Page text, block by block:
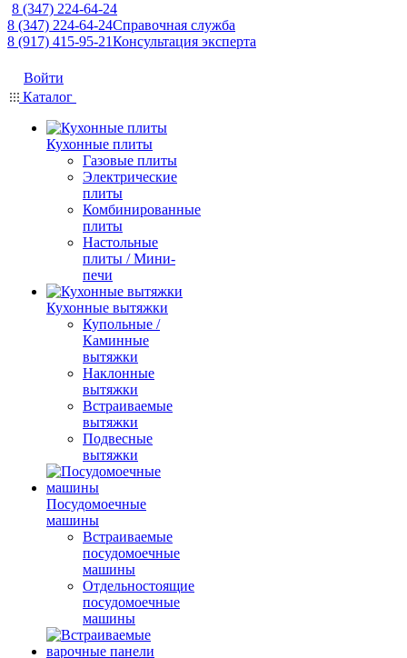
8 (347) 224-64-24
8 (347) 224-64-24Справочная служба
8 (917) 415-95-21Консультация эксперта
Войти
Каталог
Кухонные плиты
Газовые плиты
Электрические
плиты
Комбинированные
плиты
Настольные
плиты / Мини-
печи
Кухонные вытяжки
Купольные /
Каминные
вытяжки
Наклонные
вытяжки
Встраиваемые
вытяжки
Подвесные
вытяжки
Посудомоечные
машины
Встраиваемые
посудомоечные
машины
Отдельностоящие
посудомоечные
машины